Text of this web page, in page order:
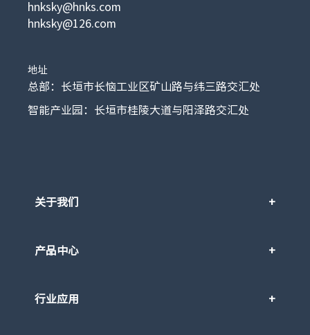
hnksky@hnks.com
hnksky@126.com
地址
总部：长垣市长恼工业区矿山路与纬三路交汇处
智能产业园：长垣市桂陵大道与阳泽路交汇处
关于我们
产品中心
行业应用